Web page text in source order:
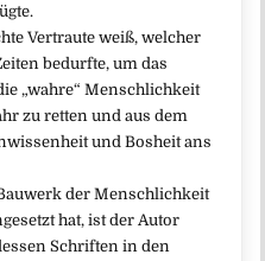
Vertraute weiß, welcher
bedurfte, um das
„wahre“ Menschlichkeit
zu retten und aus dem
und Bosheit ans
der Menschlichkeit
hat, ist der Autor
Schriften in den